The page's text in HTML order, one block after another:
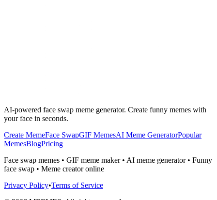
AI-powered face swap meme generator. Create funny memes with
your face in seconds.
Create MemeFace SwapGIF MemesAI Meme GeneratorPopular
MemesBlogPricing
Face swap memes • GIF meme maker • AI meme generator • Funny
face swap • Meme creator online
Privacy Policy•Terms of Service